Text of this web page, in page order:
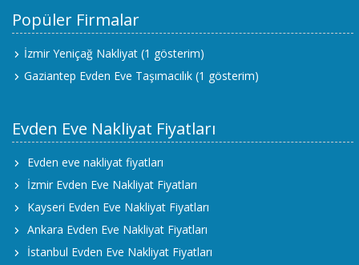
Popüler Firmalar
İzmir Yeniçağ Nakliyat (1 gösterim)
Gaziantep Evden Eve Taşımacılık (1 gösterim)
Evden Eve Nakliyat Fiyatları
Evden eve nakliyat fiyatları
İzmir Evden Eve Nakliyat Fiyatları
Kayseri Evden Eve Nakliyat Fiyatları
Ankara Evden Eve Nakliyat Fiyatları
İstanbul Evden Eve Nakliyat Fiyatları